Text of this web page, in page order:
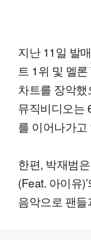
지난 11일 발
트 1위 및 멜
차트를 장악
뮤직비디오는
를 이어나가고
한편, 박재범
(Feat. 아이유
음악으로 팬